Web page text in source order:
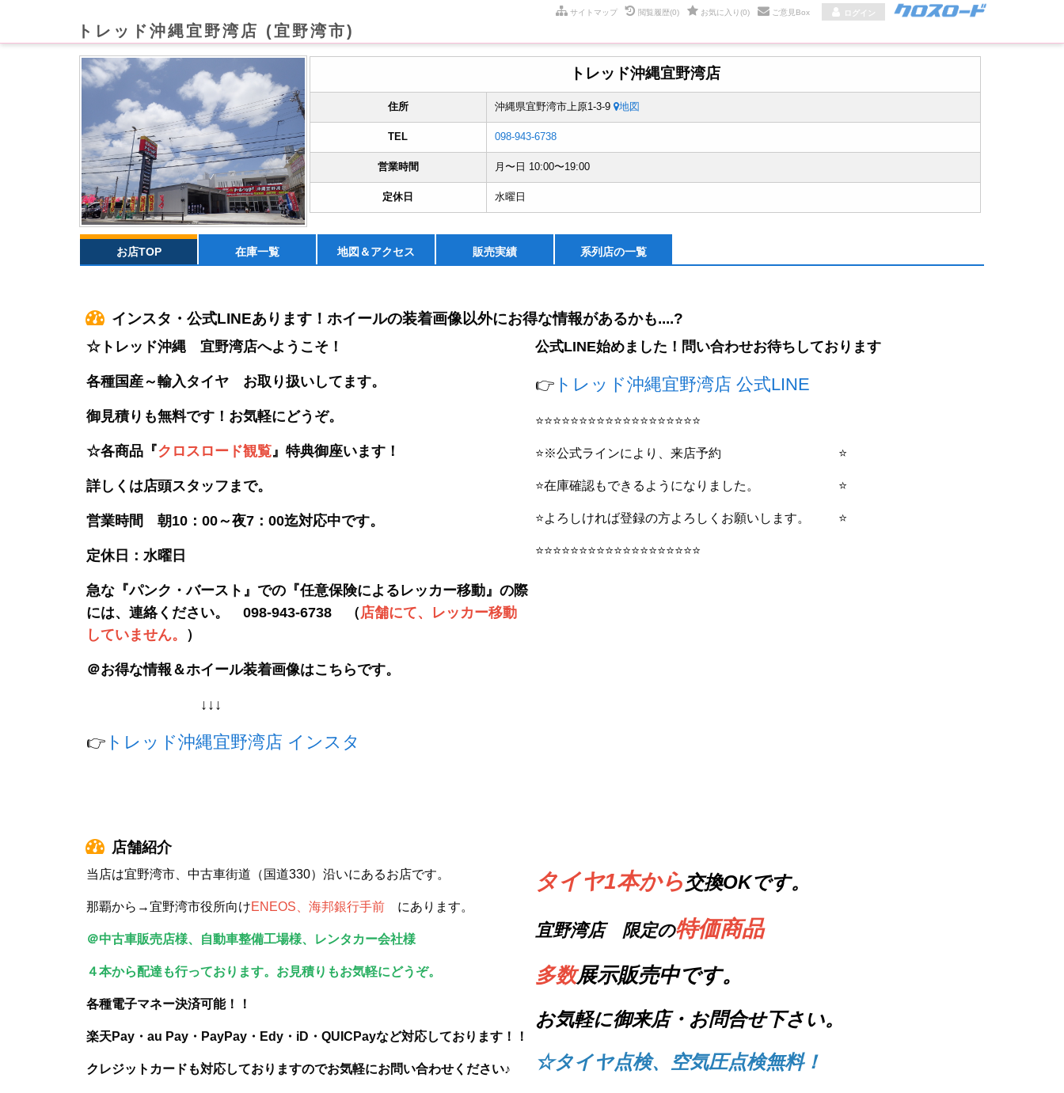
ログイン
ご意見Box
お気に入り(0)
閲覧履歴(0)
サイトマップ
トレッド沖縄宜野湾店 (宜野湾市)
トレッド沖縄宜野湾店
住所 沖縄県宜野湾市上原1-3-9 地図
TEL 098-943-6738
営業時間 月〜日 10:00〜19:00
定休日 水曜日
お店TOP 在庫一覧 地図＆アクセス 販売実績 系列店の一覧
インスタ・公式LINEあります！ホイールの装着画像以外にお得な情報があるかも....?
☆トレッド沖縄 宜野湾店へようこそ！
各種国産～輸入タイヤ お取り扱いしてます。
御見積りも無料です！お気軽にどうぞ。
☆各商品『クロスロード観覧』特典御座います！
詳しくは店頭スタッフまで。
営業時間 朝10：00～夜7：00迄対応中です。
定休日：水曜日
急な『パンク・バースト』での『任意保険によるレッカー移動』の際
には、 連絡ください。 098-943-6738 （店舗にて、レッカー移動
していません。 ）
＠お得な情報＆ホイール装着画像はこちらです。
↓↓↓
👉 トレッド沖縄宜野湾店 インスタ
公式LINE始めました！問い合わせお待ちしております
👉 トレッド沖縄宜野湾店 公式LINE
⭐⭐⭐⭐⭐⭐⭐⭐⭐⭐⭐⭐⭐⭐⭐⭐⭐⭐⭐
⭐※公式ラインにより、来店予約 ⭐
⭐在庫確認もできるようになりました。 ⭐
⭐よろしければ登録の方よろしくお願いします。 ⭐
⭐⭐⭐⭐⭐⭐⭐⭐⭐⭐⭐⭐⭐⭐⭐⭐⭐⭐⭐
店舗紹介
当店は宜野湾市、中古車街道（国道330）沿いにあるお店です。
那覇から→宜野湾市役所向けENEOS、海邦銀行手前 にあります。
＠中古車販売店様、自動車整備工場様、レンタカー会社様
４本から配達も行っております。お見積りもお気軽にどうぞ。
各種電子マネー決済可能！！
楽天Pay・au Pay・PayPay・Edy・iD・QUICPayなど対応しております！！
クレジットカードも対応しておりますのでお気軽にお問い合わせください♪
タイヤ1本から交換OKです。
宜野湾店 限定の特価商品
多数展示販売中です。
お気軽に御来店・お問合せ下さい。
☆タイヤ点検、空気圧点検無料！